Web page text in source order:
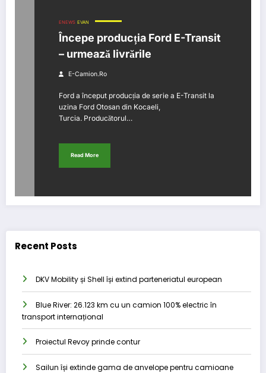
ENEWS EVAN
Începe producția Ford E-Transit
– urmează livrările
E-Camion.ro
Ford a început producția de serie a E-Transit la
uzina Ford Otosan din Kocaeli,
Turcia. Producătorul…
Read More
Recent Posts
DKV Mobility și Shell își extind parteneriatul european
Blue River: 26.123 km cu un camion 100% electric în
transport internațional
Proiectul Revoy prinde contur
Sailun își extinde gama de anvelope pentru camioane